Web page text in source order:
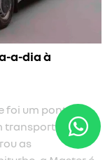
a-dia à
foi um ponto
E
as